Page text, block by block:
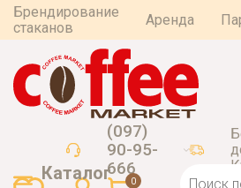
Брендирование
стаканов
Аренда
(097)
90-95-
666
0
Каталог